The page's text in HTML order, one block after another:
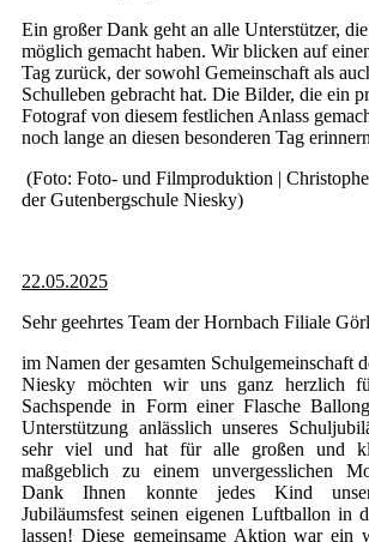
Ein großer Dank geht an alle Unterstützer,
möglich gemacht haben. Wir blicken auf
Tag zurück, der sowohl Gemeinschaft als
Schulleben gebracht hat. Die Bilder, die ein
Fotograf von diesem festlichen Anlass
noch lange an diesen besonderen Tag
(Foto: Foto- und Filmproduktion |
der Gutenbergschule Niesky)
22.05.2025
Sehr geehrtes Team der Hornbach Filiale
im Namen der gesamten Schulgemeinschaft
Niesky möchten wir uns ganz herzlich
Sachspende in Form einer Flasche
Unterstützung anlässlich unseres
sehr viel und hat für alle großen und
maßgeblich zu einem unvergesslichen
Dank Ihnen konnte jedes Kind
Jubiläumsfest seinen eigenen Luftballon in
lassen! Diese gemeinsame Aktion war ein